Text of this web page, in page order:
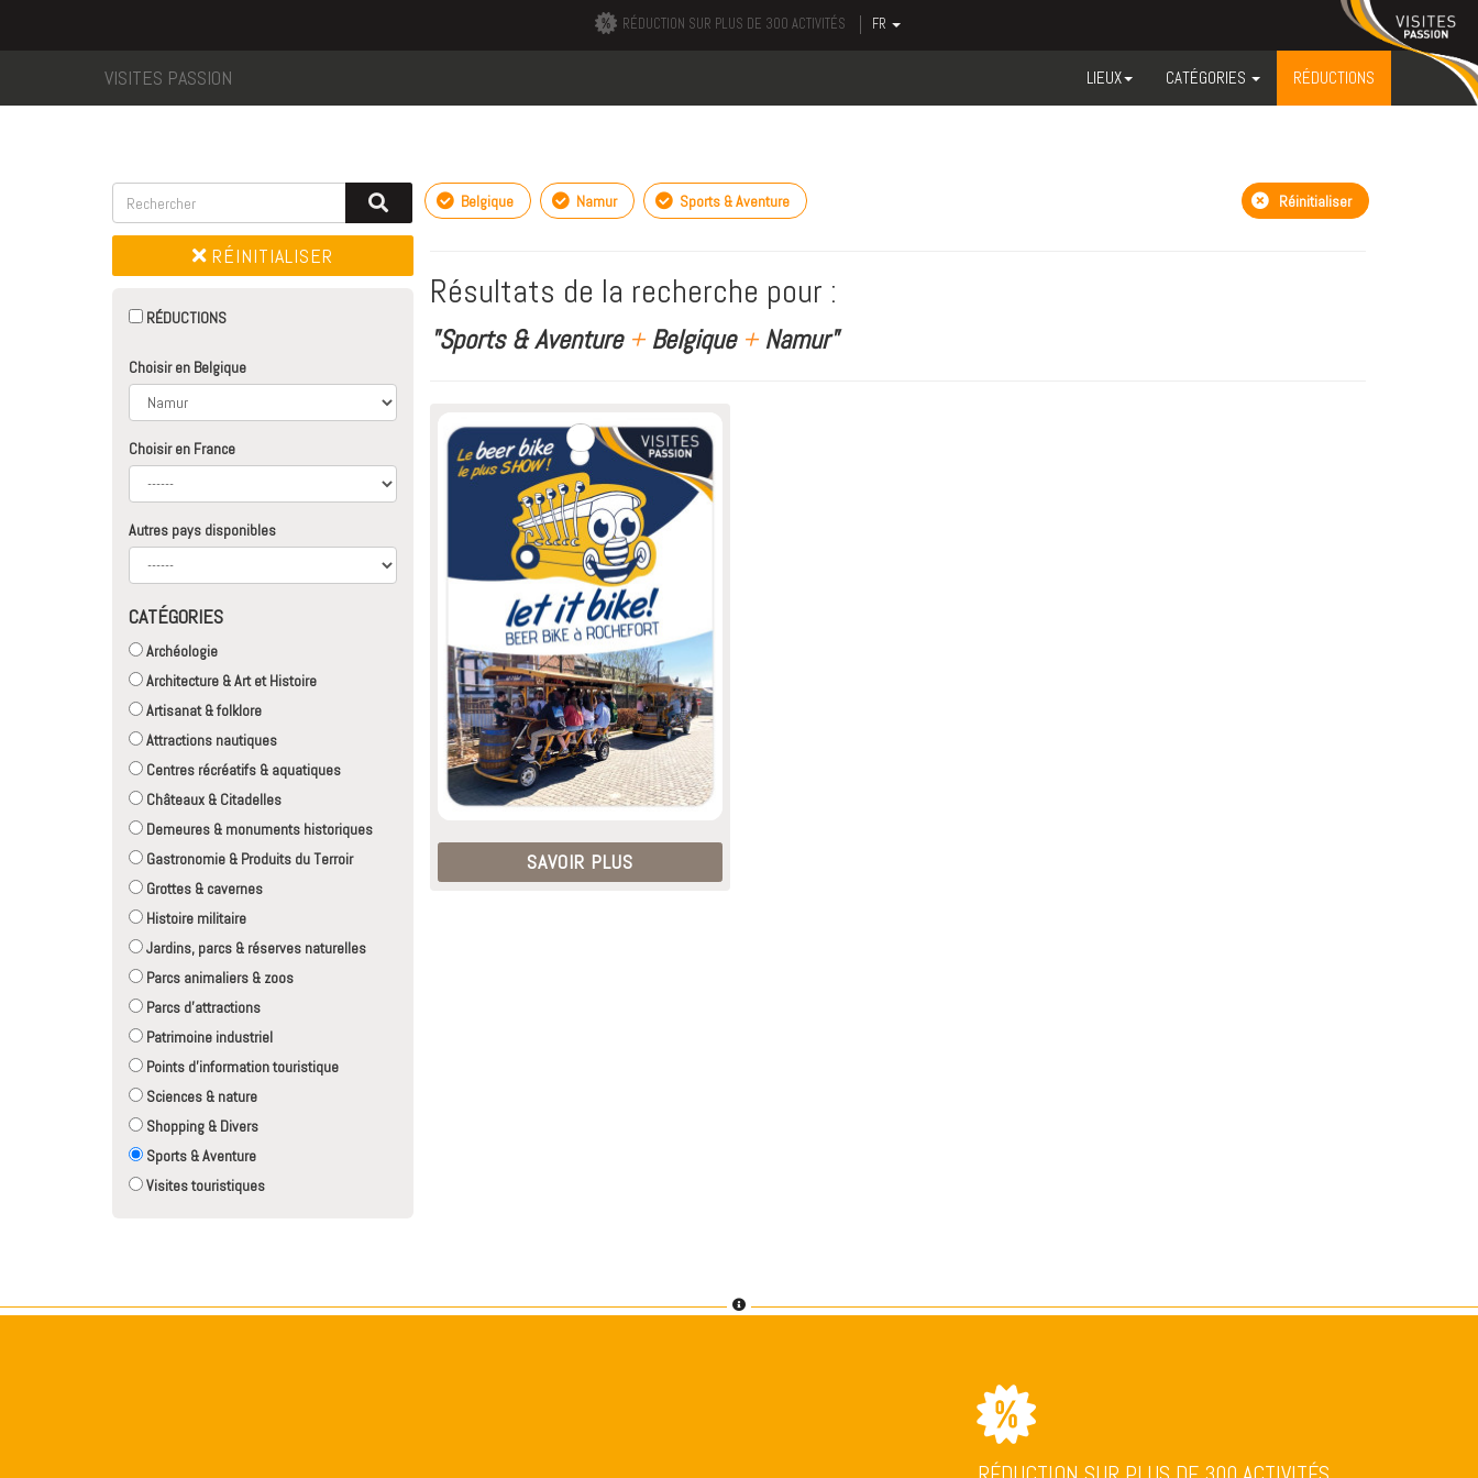
RÉDUCTION SUR PLUS DE 300 ACTIVITÉS FR
VISITES PASSION LIEUX CATÉGORIES RÉDUCTIONS
RÉINITIALISER
RÉDUCTIONS
Choisir en Belgique
Choisir en France
Autres pays disponibles
CATÉGORIES
Archéologie
Architecture & Art et Histoire
Artisanat & folklore
Attractions nautiques
Centres récréatifs & aquatiques
Châteaux & Citadelles
Demeures & monuments historiques
Gastronomie & Produits du Terroir
Grottes & cavernes
Histoire militaire
Jardins, parcs & réserves naturelles
Parcs animaliers & zoos
Parcs d'attractions
Patrimoine industriel
Points d'information touristique
Sciences & nature
Shopping & Divers
Sports & Aventure
Visites touristiques
Belgique Namur Sports & Aventure Réinitialiser
Résultats de la recherche pour :
"Sports & Aventure +Belgique +Namur"
SAVOIR PLUS